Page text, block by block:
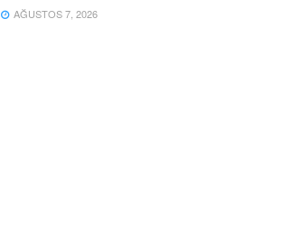
AĞUSTOS 7, 2026